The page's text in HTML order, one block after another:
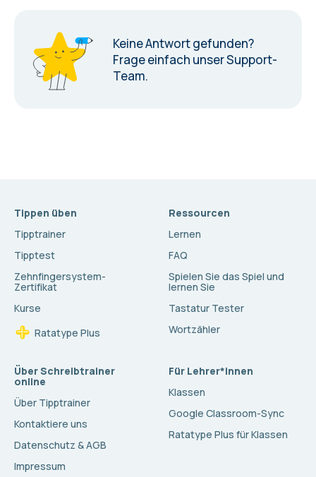
Keine Antwort gefunden?
Frage einfach unser Support-
Team.
Tippen üben
Tipptrainer
Tipptest
Zehnfingersystem-
Zertifikat
Kurse
Ratatype Plus
Ressourcen
Lernen
FAQ
Spielen Sie das Spiel und
lernen Sie
Tastatur Tester
Wortzähler
Über Schreibtrainer
online
Über Tipptrainer
Kontaktiere uns
Datenschutz & AGB
Impressum
Für Lehrer*innen
Klassen
Google Classroom-Sync
Ratatype Plus für Klassen